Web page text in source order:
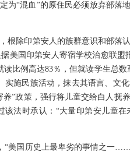
为“混血”的原住民必须放弃部落
根除印第安人的族群意识和部落
美国印第安人寄宿学校治愈联盟
比例高达83％，但就读学生总
施民族活动，抹去其语言、文
”政策，强行将儿童交给白人抚
法时承认：“大量印第安儿童
“美国历史上最卑劣的事情之一